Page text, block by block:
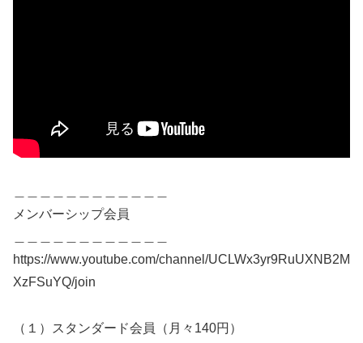
メンバーシップ会員
https://www.youtube.com/channel/UCLWx3yr9RuUXNB2M
XzFSuYQ/join
（１）スタンダード会員（月々140円）